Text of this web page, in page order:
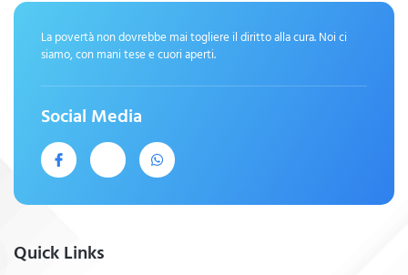
La povertà non dovrebbe mai togliere il diritto alla cura. Noi ci
siamo, con mani tese e cuori aperti.
Social Media
Quick Links